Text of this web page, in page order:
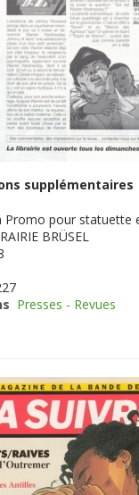
supplémentaires
Promo pour statuette
BRÜSEL
Presses - Revues